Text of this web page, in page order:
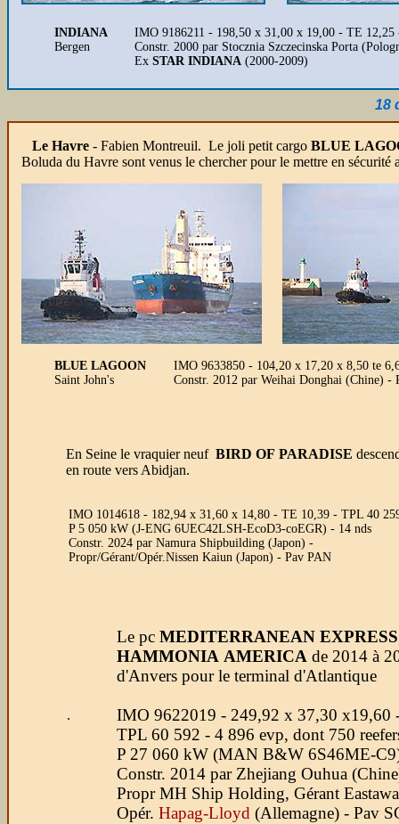
INDIANA
Bergen
IMO 9186211 - 198,50 x 31,00 x 19,00 - TE
Constr. 2000 par Stocznia Szczecinska Porta
Ex STAR INDIANA (2000-2009)
18
Le Havre - Fabien Montreuil. Le joli petit cargo BLUE
Boluda du Havre sont venus le chercher pour le mettre en
BLUE LAGOON
Saint John's
IMO 9633850 - 104,20 x 17,20 x 8,50 te
Constr. 2012 par Weihai Donghai (Chine)
En Seine le vraquier neuf BIRD OF PARADISE
en route vers Abidjan.
IMO 1014618 - 182,94 x 31,60 x 14,80 - TE 10,39 - TPL 40
P 5 050 kW (J-ENG 6UEC42LSH-EcoD3-coEGR) - 14 nds
Constr. 2024 par Namura Shipbuilding (Japon) -
Propr/Gérant/Opér.Nissen Kaiun (Japon) - Pav PAN
.
Le pc MEDITERRANEAN EXPRESS
HAMMONIA AMERICA de 2014 à
d'Anvers pour le terminal d'Atlantique
IMO 9622019 - 249,92 x 37,30 x19,60
TPL 60 592 - 4 896 evp, dont 750
P 27 060 kW (MAN B&W 6S46ME-
Constr. 2014 par Zhejiang Ouhua
Propr MH Ship Holding, Gérant
Opér. Hapag-Lloyd (Allemagne) - Pav